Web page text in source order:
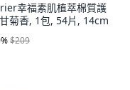
幸福素肌植萃棉質護
菊香, 1包, 54片, 14cm
%$209